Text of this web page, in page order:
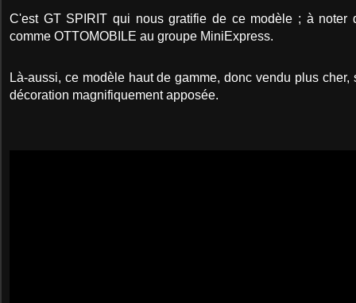
C'est GT SPIRIT qui nous gratifie de ce modèle ; à noter
comme OTTOMOBILE au groupe MiniExpress.
Là-aussi, ce modèle haut de gamme, donc vendu plus
décoration magnifiquement apposée.